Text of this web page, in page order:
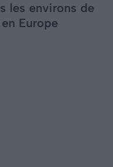
les environs de
Europe